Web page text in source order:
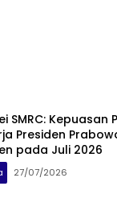
SMRC:
Presiden
pada Juli 2026
27/07/2026